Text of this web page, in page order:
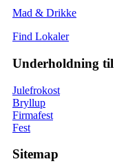
Mad & Drikke
Find Lokaler
Underholdning til
Julefrokost
Bryllup
Firmafest
Fest
Sitemap